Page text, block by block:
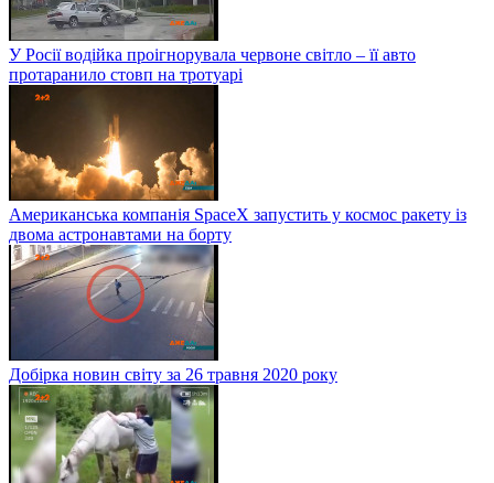
У Росії водійка проігнорувала червоне світло – її авто
протаранило стовп на тротуарі
Американська компанія SpaceX запустить у космос ракету із
двома астронавтами на борту
Добірка новин світу за 26 травня 2020 року